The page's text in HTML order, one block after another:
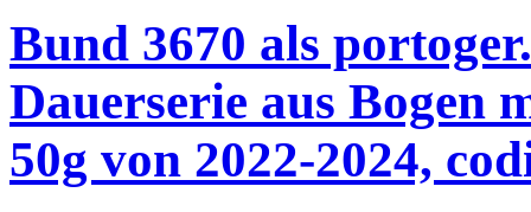
Bund 3670 als
Dauerserie aus Bogen
50g von 2022-2024,